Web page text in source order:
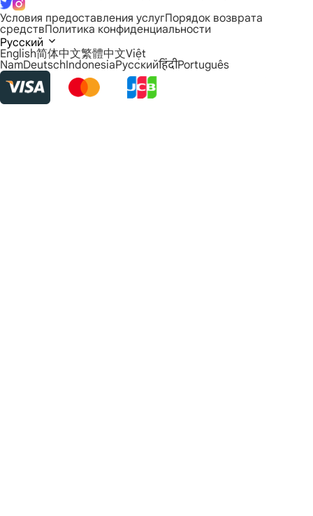
Условия предоставления услугПорядок возврата
средствПолитика конфиденциальности
Русский
English简体中文繁體中文Việt
NamDeutschIndonesiaРусскийहिंदीPortuguês